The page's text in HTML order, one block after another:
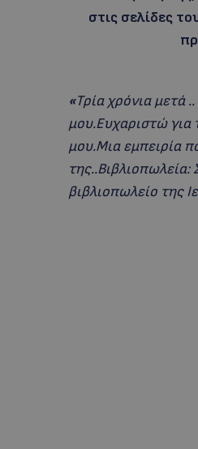
στις σελίδες
«Τρία χρόνια μετά
μου.Ευχαριστώ για
μου.Μια εμπειρία
βιβλιοπωλείο της